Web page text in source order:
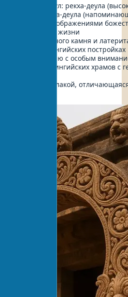
башен-деул: рекха-деула
и кхакхара-деула
декор с изображениями
повседневной жизни
мыльного камня и
в калингийских постройках
резьбы по камню с особым
орнаменты калингийских храмов с
храма) с амалакой,